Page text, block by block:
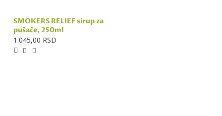
SMOKERS RELIEF sirup za
pušače, 250ml
1.045,00 RSD